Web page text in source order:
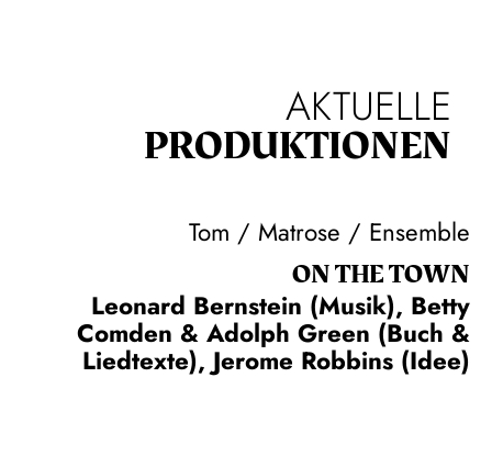
AKTUELLE
PRODUKTIONEN
Tom / Matrose / Ensemble
ON THE TOWN
Leonard Bernstein (Musik), Betty
Comden & Adolph Green (Buch &
Liedtexte), Jerome Robbins (Idee)